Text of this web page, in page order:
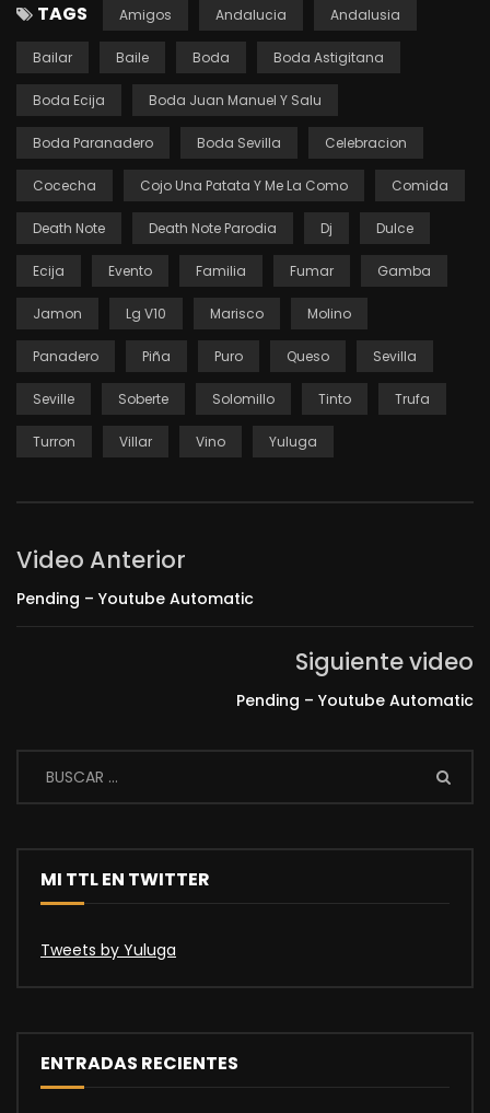
TAGS Amigos Andalucia Andalusia
Bailar Baile Boda Boda Astigitana
Boda Ecija Boda Juan Manuel Y Salu
Boda Paranadero Boda Sevilla Celebracion
Cocecha Cojo Una Patata Y Me La Como Comida
Death Note Death Note Parodia Dj Dulce
Ecija Evento Familia Fumar Gamba
Jamon Lg V10 Marisco Molino
Panadero Piña Puro Queso Sevilla
Seville Soberte Solomillo Tinto Trufa
Turron Villar Vino Yuluga
Video Anterior
Pending – Youtube Automatic
Siguiente video
Pending – Youtube Automatic
MI TTL EN TWITTER
Tweets by Yuluga
ENTRADAS RECIENTES